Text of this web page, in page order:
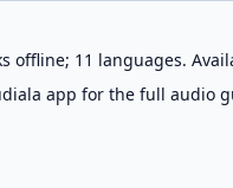
offline; 11 languages.
app for the full audio